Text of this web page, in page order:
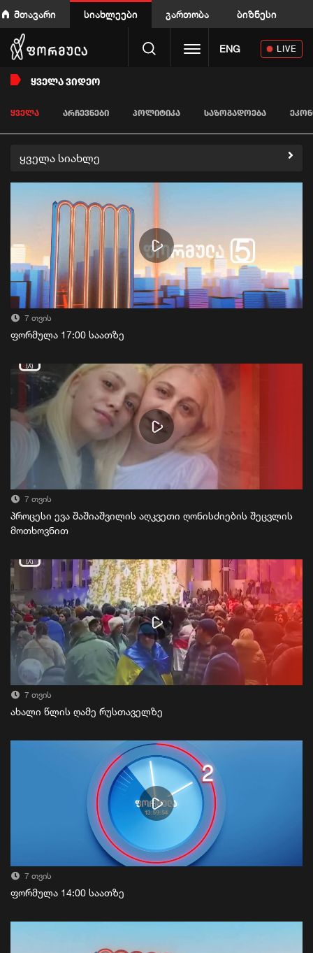
მთავარი სიახლეები გართობა ბიზნესი
Toggle navigation
ENG LIVE
ᲧᲕᲔᲚᲐ ᲕᲘᲓᲔᲝ
ᲧᲕᲔᲚᲐ ᲐᲠᲩᲔᲕᲜᲔᲑᲘ ᲞᲝᲚᲘᲢᲘᲙᲐ ᲡᲐᲖᲝᲒᲐᲓᲝᲔᲑᲐ
ყველა სიახლე
7 თვის
ფორმულა 17:00 საათზე
7 თვის
პროცესი ევა შაშიაშვილის აღკვეთი ღონისძიების შეცვლის
მოთხოვნით
7 თვის
ახალი წლის ღამე რუსთაველზე
7 თვის
ფორმულა 14:00 საათზე